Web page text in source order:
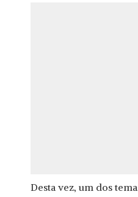
Desta vez, um dos